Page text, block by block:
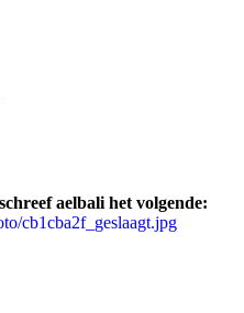
aelbali het volgende:
cb1cba2f_geslaagt.jpg